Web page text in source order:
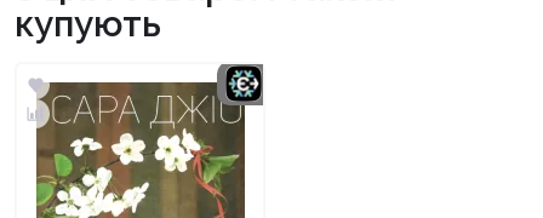
купують